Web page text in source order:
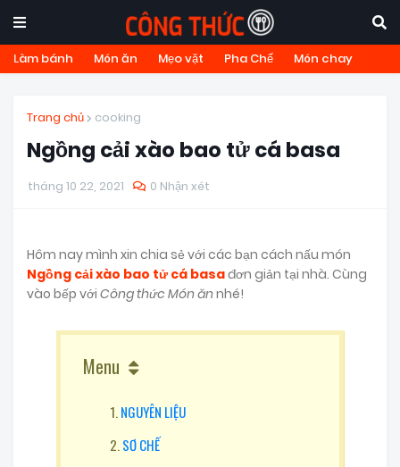
Làm bánh Món ăn Mẹo vặt Pha Chế Món chay
Trang chủ cooking
Ngồng cải xào bao tử cá basa
tháng 10 22, 2021 0 Nhận xét
Hôm nay mình xin chia sẻ với các bạn cách nấu món
Ngồng cải xào bao tử cá basađơn giản tại nhà. Cùng
vào bếp với Công thức Món ănnhé!
Menu
NGUYÊN LIỆU
SƠ CHẾ